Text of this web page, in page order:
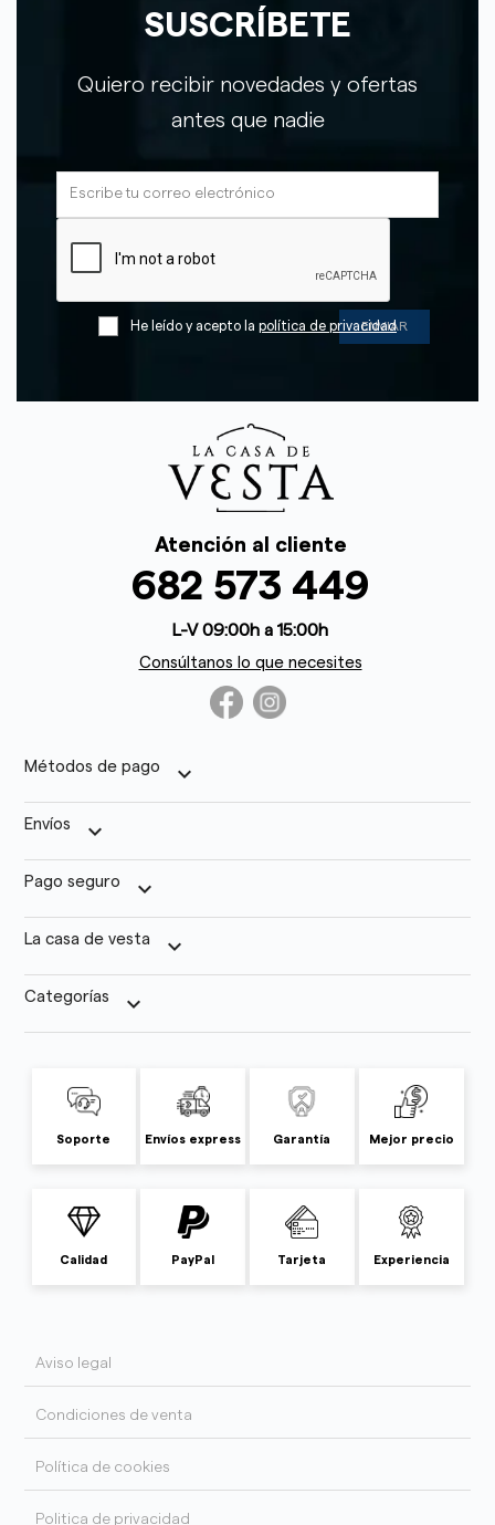
SUSCRÍBETE
Quiero recibir novedades y ofertas
antes que nadie
He leído y acepto la política de privacidad
Atención al cliente
682 573 449
L-V 09:00h a 15:00h
Consúltanos lo que necesites
Métodos de pago keyboard_arrow_down
Envíos keyboard_arrow_down
Pago seguro keyboard_arrow_down
La casa de vesta keyboard_arrow_down
Categorías keyboard_arrow_down
Soporte Envíos express Garantía Mejor precio
Calidad PayPal Tarjeta Experiencia
Aviso legal
Condiciones de venta
Política de cookies
Politica de privacidad